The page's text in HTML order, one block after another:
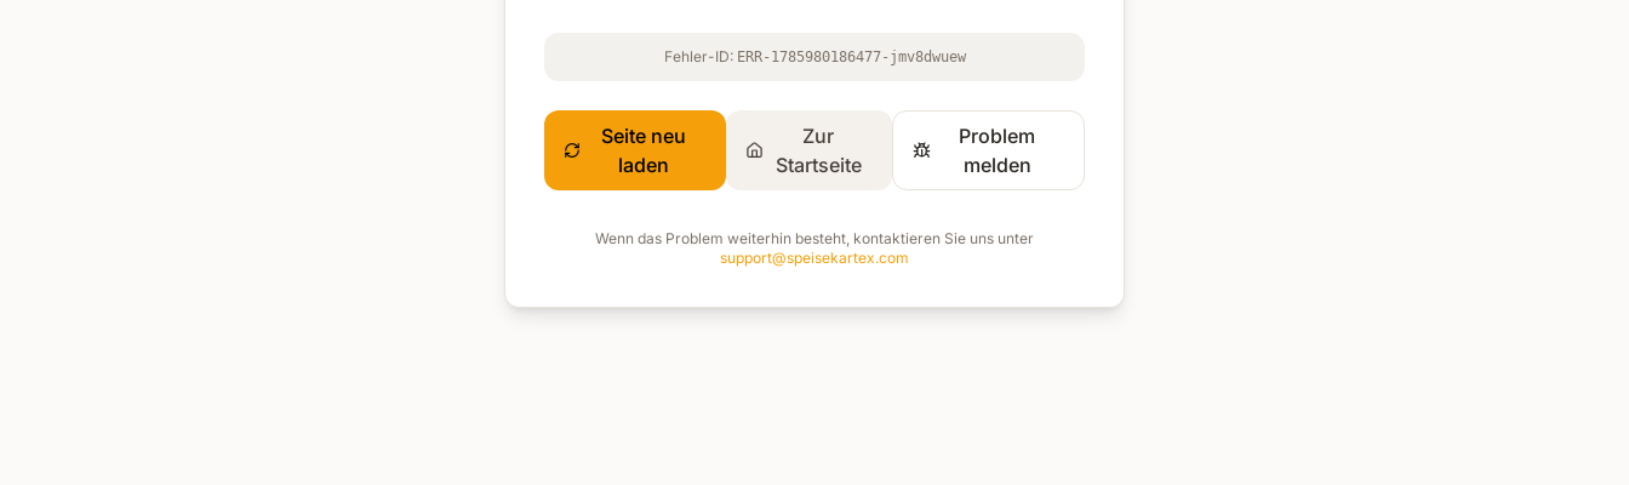
Fehler-ID: ERR-1785980186477-jmv8dwuew
Seite neu
laden
Zur
Startseite
Problem
melden
Wenn das Problem weiterhin besteht, kontaktieren Sie uns unter
support@speisekartex.com